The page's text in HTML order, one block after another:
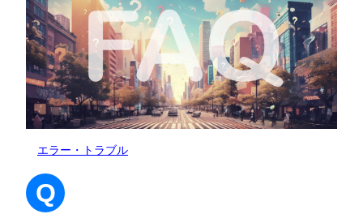
エラー・トラブル
Q